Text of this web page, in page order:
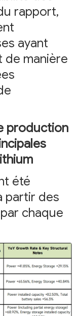
rapport,
ayant
de manière
production
été
partir des
chaque